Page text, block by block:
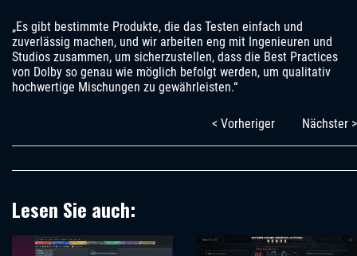
„Es gibt bestimmte Produkte, die das Testen einfach und
zuverlässig machen, und wir arbeiten eng mit Ingenieuren und
Studios zusammen, um sicherzustellen, dass die Best Practices
von Dolby so genau wie möglich befolgt werden, um qualitativ
hochwertige Mischungen zu gewährleisten.“
< Vorheriger Nächster >
Lesen Sie auch: